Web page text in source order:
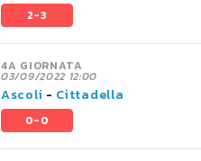
2-3
4A GIORNATA
03/09/2022 12:00
Ascoli - Cittadella
0-0